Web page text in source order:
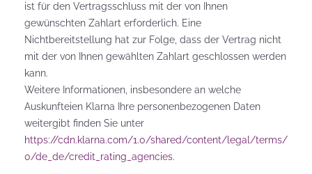
ist für den Vertragsschluss mit der von Ihnen
gewünschten Zahlart erforderlich. Eine
Nichtbereitstellung hat zur Folge, dass der Vertrag nicht
mit der von Ihnen gewählten Zahlart geschlossen werden
kann.
Weitere Informationen, insbesondere an welche
Auskunfteien Klarna Ihre personenbezogenen Daten
weitergibt finden Sie unter
https://cdn.klarna.com/1.0/shared/content/legal/terms/
0/de_de/credit_rating_agencies.